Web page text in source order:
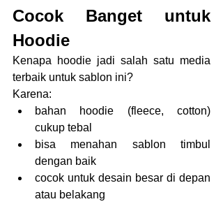
Cocok Banget untuk
Hoodie
Kenapa hoodie jadi salah satu media
terbaik untuk sablon ini?
Karena:
bahan hoodie (fleece, cotton)
cukup tebal
bisa menahan sablon timbul
dengan baik
cocok untuk desain besar di depan
atau belakang